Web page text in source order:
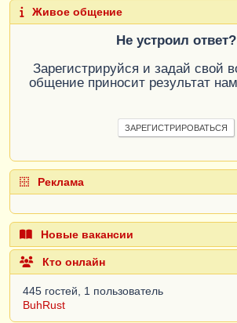
Живое общение
Не устроил ответ?
Зарегистрируйся и задай свой
общение приносит результат
ЗАРЕГИСТРИРОВАТЬСЯ
Реклама
Новые вакансии
Кто онлайн
445 гостей, 1 пользователь
BuhRust